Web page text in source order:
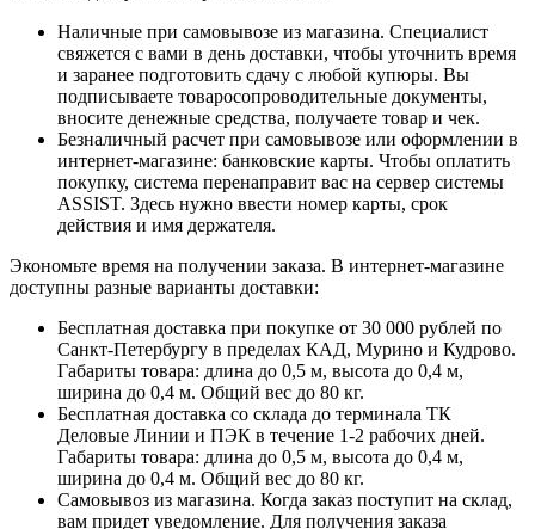
Наличные при самовывозе из магазина. Специалист
свяжется с вами в день доставки, чтобы уточнить время
и заранее подготовить сдачу с любой купюры. Вы
подписываете товаросопроводительные документы,
вносите денежные средства, получаете товар и чек.
Безналичный расчет при самовывозе или оформлении в
интернет-магазине: банковские карты. Чтобы оплатить
покупку, система перенаправит вас на сервер системы
ASSIST. Здесь нужно ввести номер карты, срок
действия и имя держателя.
Экономьте время на получении заказа. В интернет-магазине
доступны разные варианты доставки:
Бесплатная доставка при покупке от 30 000 рублей по
Санкт-Петербургу в пределах КАД, Мурино и Кудрово.
Габариты товара: длина до 0,5 м, высота до 0,4 м,
ширина до 0,4 м. Общий вес до 80 кг.
Бесплатная доставка со склада до терминала ТК
Деловые Линии и ПЭК в течение 1-2 рабочих дней.
Габариты товара: длина до 0,5 м, высота до 0,4 м,
ширина до 0,4 м. Общий вес до 80 кг.
Самовывоз из магазина. Когда заказ поступит на склад,
вам придет уведомление. Для получения заказа